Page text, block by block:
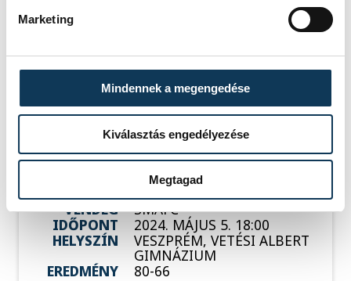
Marketing
Mindennek a megengedése
Kiválasztás engedélyezése
Megtagad
HELYSZÍN
SZÉKESFEHÉRVÁR, MKOSZ
EREDMÉNY
117-76
SOROZAT FÉRFI KOSÁRLABDA NB I/B
ZÖLD CSOPORT 2023/2024
HAZAI
VESZPRÉM KK
VENDÉG
SMAFC
IDŐPONT
2024. MÁJUS 5. 18:00
HELYSZÍN
VESZPRÉM, VETÉSI ALBERT
GIMNÁZIUM
EREDMÉNY
80-66